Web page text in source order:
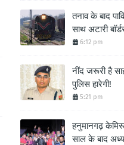
तनाव के बाद
साथ अटारी
6:12 pm
नींद जरूरी है
पुलिस हारेगी!
5:21 pm
हनुमानगढ़
साल के बाद